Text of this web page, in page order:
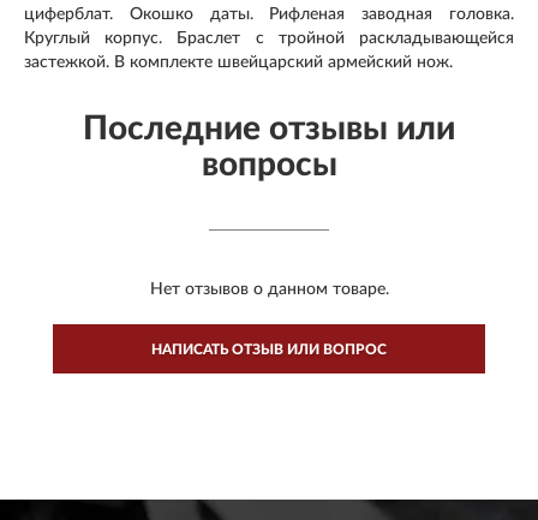
циферблат. Окошко даты. Рифленая заводная головка.
Круглый корпус. Браслет с тройной раскладывающейся
застежкой. В комплекте швейцарский армейский нож.
Последние отзывы или
вопросы
Нет отзывов о данном товаре.
НАПИСАТЬ ОТЗЫВ ИЛИ ВОПРОС